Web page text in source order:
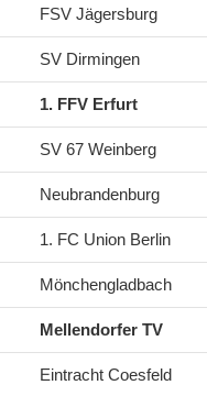
FSV Jägersburg
SV Dirmingen
1. FFV Erfurt
SV 67 Weinberg
Neubrandenburg
1. FC Union Berlin
Mönchengladbach
Mellendorfer TV
Eintracht Coesfeld